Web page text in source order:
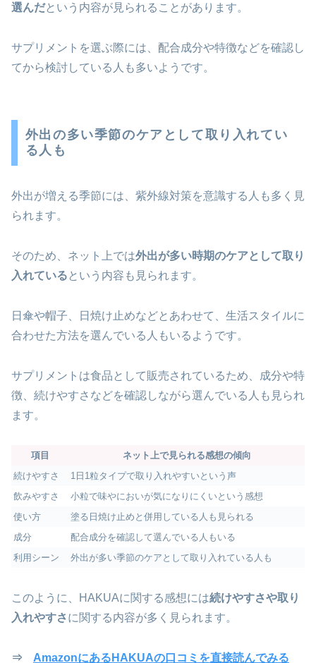
選んだという内容が見られることがあります。
サプリメントを選ぶ際には、配合成分や特徴などを確認し
てから検討している人も多いようです。
外出の多い季節のケアとして取り入れてい
る人も
外出が増える季節には、紫外線対策を意識する人も多く見
られます。
そのため、ネット上では外出が多い時期のケアとして取り
入れている という内容も見られます。
日傘や帽子、日焼け止めなどとあわせて、生活スタイルに
合わせた方法を選んでいる人もいるようです。
サプリメントは食品として販売されているため、成分や特
徴、続けやすさなどを確認しながら選んでいる人も見られ
ます。
項目
ネット上で見られる感想の傾向
続けやすさ
1日1粒タイプで取り入れやすいという声
飲みやすさ
小粒で味やにおいが気になりにくいという感想
使い方
塗る日焼け止めと併用している人も見られる
成分
配合成分を確認して選んでいる人もいる
利用シーン
外出が多い季節のケアとして取り入れている人も
このように、HAKUAに関する感想には続けやすさや取り
入れやすさに関する内容が多く見られます。
⇒ AmazonにあるHAKUAの口コミを直接読んでみる